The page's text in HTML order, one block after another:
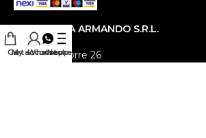
LUCCHETTA ARMANDO S.R.L.
Via Pio La Torre 26
Cart
My account
Whatsapp
Neuheit